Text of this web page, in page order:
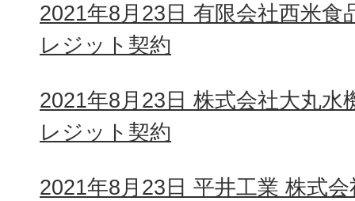
2021年8月23日 有限会社西米食
レジット契約
2021年8月23日 株式会社大丸水
レジット契約
2021年8月23日 平井工業 株式